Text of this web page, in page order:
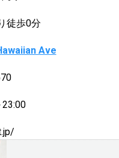
徒歩0分
Ave